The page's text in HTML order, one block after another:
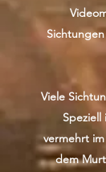
Viele
Speziell
vermehrt
dem